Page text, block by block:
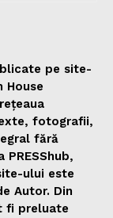
pe site-
House
fotografii,
fără
ului este
Autor. Din
fi preluate